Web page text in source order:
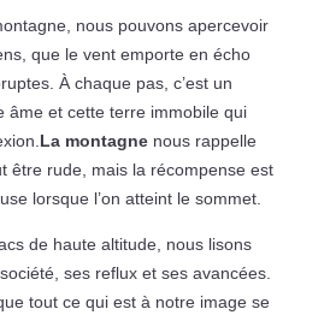
nous pouvons apercevoir
que le vent emporte en écho
À chaque pas, c’est un
âme et cette terre immobile qui
La montagnenous rappelle
être rude, mais la récompense est
lorsque l’on atteint le sommet.
de haute altitude, nous lisons
ses reflux et ses avancées.
tout ce qui est à notre image se